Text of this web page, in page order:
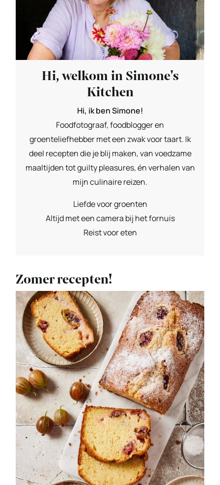
Hi, welkom in Simone's
Kitchen
Hi, ik ben Simone!
Foodfotograaf, foodblogger en
groenteliefhebber met een zwak voor taart. Ik
deel recepten die je blij maken, van voedzame
maaltijden tot guilty pleasures, én verhalen van
mijn culinaire reizen.
Liefde voor groenten
Altijd met een camera bij het fornuis
Reist voor eten
Zomer recepten!